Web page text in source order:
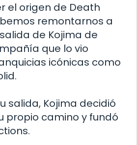
el origen de Death
remontarnos a
de Kojima de
que lo vio
icónicas como
salida, Kojima decidió
propio camino y fundó